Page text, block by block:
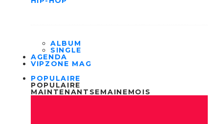
ALBUM
SINGLE
AGENDA
VIPZONE MAG
POPULAIRE
POPULAIRE
MAINTENANT SEMAINEMOIS